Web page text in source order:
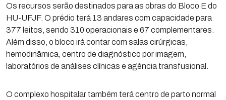
Os recursos serão destinados para as obras do Bloco E do
HU-UFJF. O prédio terá 13 andares com capacidade para
377 leitos, sendo 310 operacionais e 67 complementares.
Além disso, o bloco irá contar com salas cirúrgicas,
hemodinâmica, centro de diagnóstico por imagem,
laboratórios de análises clínicas e agência transfusional.
O complexo hospitalar também terá centro de parto normal